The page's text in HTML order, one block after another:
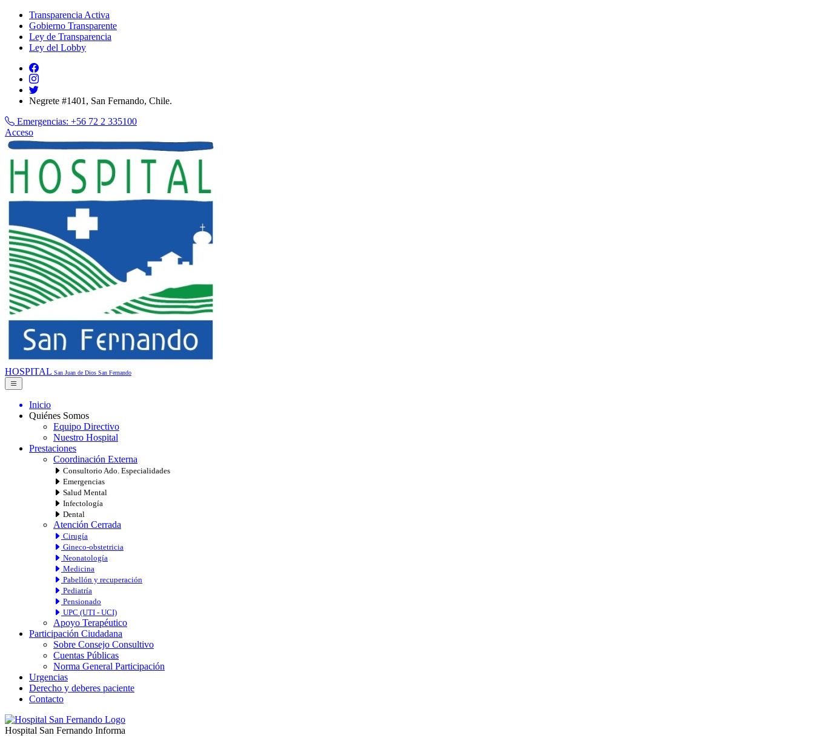
Transparencia Activa
Gobierno Transparente
Ley de Transparencia
Ley del Lobby
Negrete #1401, San Fernando, Chile.
Emergencias: +56 72 2 335100
Acceso
HOSPITAL San Juan de Dios San Fernando
Inicio
Quiénes Somos
Equipo Directivo
Nuestro Hospital
Prestaciones
Coordinación Externa
Consultorio Ado. Especialidades
Emergencias
Salud Mental
Infectología
Dental
Atención Cerrada
Cirugía
Gineco-obstetricia
Neonatología
Medicina
Pabellón y recuperación
Pediatría
Pensionado
UPC (UTI - UCI)
Apoyo Terapéutico
Participación Ciudadana
Sobre Consejo Consultivo
Cuentas Públicas
Norma General Participación
Urgencias
Derecho y deberes paciente
Contacto
Hospital San Fernando Informa